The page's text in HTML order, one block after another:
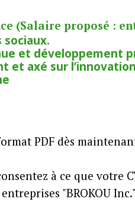
(Salaire proposé :
et développement
et axé sur
PDF dès
à ce que votre
"BROKOU